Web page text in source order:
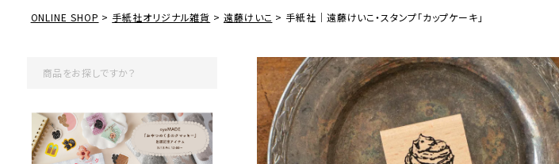
ONLINE SHOP
手紙社オリジナル雑貨 遠藤けいこ 手紙社｜遠藤けいこ・スタンプ「カップケーキ」